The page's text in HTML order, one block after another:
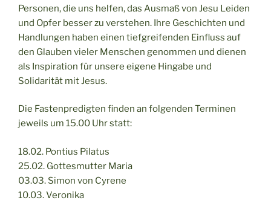
Personen, die uns helfen, das Ausmaß von Jesu Leiden
und Opfer besser zu verstehen. Ihre Geschichten und
Handlungen haben einen tiefgreifenden Einfluss auf
den Glauben vieler Menschen genommen und dienen
als Inspiration für unsere eigene Hingabe und
Solidarität mit Jesus.
Die Fastenpredigten finden an folgenden Terminen
jeweils um 15.00 Uhr statt:
18.02. Pontius Pilatus
25.02. Gottesmutter Maria
03.03. Simon von Cyrene
10.03. Veronika